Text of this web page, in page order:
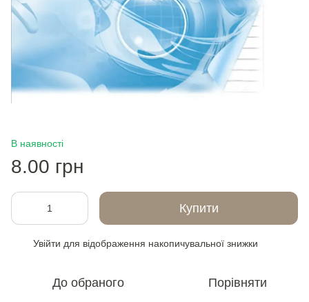
В наявності
8.00 грн
Купити
Увійти для відображення накопичувальної знижки
До обраного Порівняти